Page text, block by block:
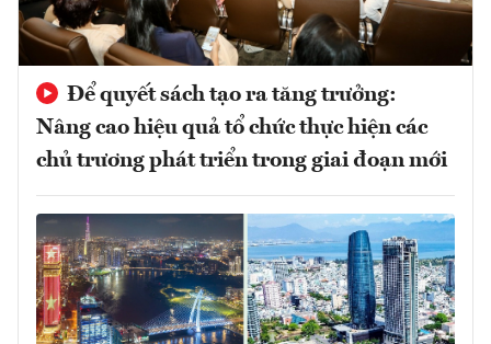
Để quyết sách tạo ra tăng trưởng:
Nâng cao hiệu quả tổ chức thực hiện các
chủ trương phát triển trong giai đoạn mới